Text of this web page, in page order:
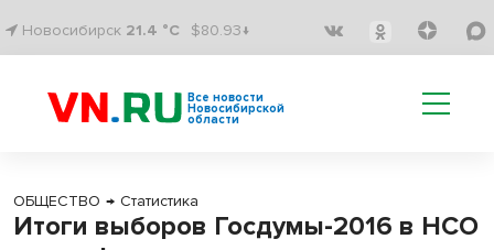
Новосибирск 21.4 °C $80.93↓
Все новости
Новосибирской
области
ОБЩЕСТВО → Статистика
Итоги выборов Госдумы-2016 в НСО